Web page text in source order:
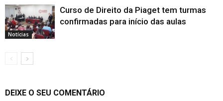
Notícias
Curso de Direito da Piaget tem turmas
confirmadas para início das aulas
DEIXE O SEU COMENTÁRIO